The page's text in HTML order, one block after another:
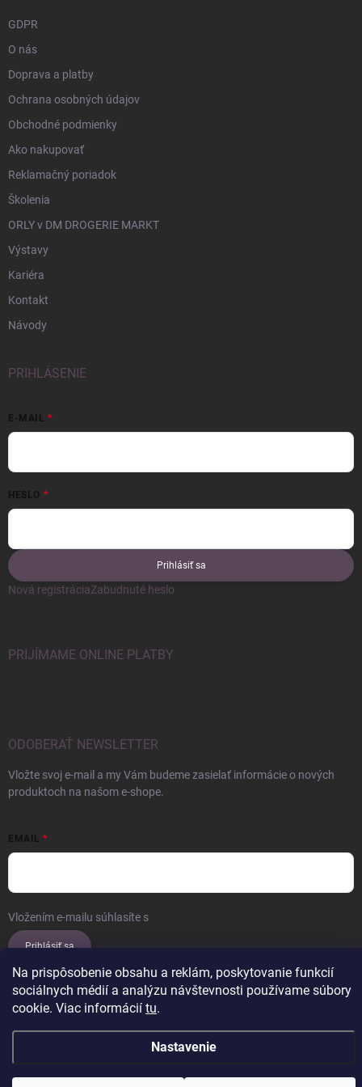
Na prispôsobenie obsahu a reklám, poskytovanie funkcií
sociálnych médií a analýzu návštevnosti používame súbory
cookie. Viac informácií tu.
Nastavenie
GDPR
O nás
Doprava a platby
Ochrana osobných údajov
Obchodné podmienky
Ako nakupovať
Reklamačný poriadok
Školenia
ORLY v DM DROGERIE MARKT
Výstavy
Kariéra
Kontakt
Návody
PRIHLÁSENIE
E-MAIL
HESLO
Prihlásiť sa
Nová registráciaZabudnuté heslo
PRIJÍMAME ONLINE PLATBY
ODOBERAŤ NEWSLETTER
Vložte svoj e-mail a my Vám budeme zasielať informácie o nových
produktoch na našom e-shope.
EMAIL
Vložením e-mailu súhlasíte s
Prihlásiť sa